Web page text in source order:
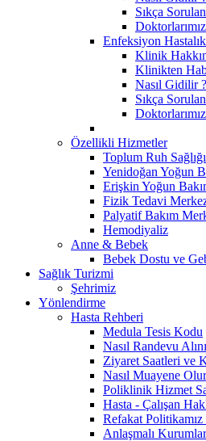
Sıkça
Doktorlarımız
Enfeksiyon
Klinik
Klinikten
Nasıl Gidilir ?
Sıkça
Doktorlarımız
Özellikli Hizmetler
Toplum Ruh
Yenidoğan Yoğun
Erişkin Yoğun
Fizik Tedavi
Palyatif Bakım
Hemodiyaliz
Anne & Bebek
Bebek Dostu ve
Sağlık Turizmi
Şehrimiz
Yönlendirme
Hasta Rehberi
Medula Tesis Kodu
Nasıl Randevu
Ziyaret Saatleri ve
Nasıl Muayene
Poliklinik Hizmet
Hasta - Çalışan
Refakat
Anlaşmalı Kurumlar